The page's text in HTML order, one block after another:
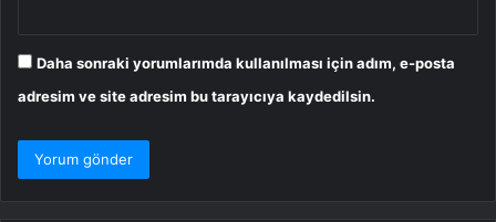
Daha sonraki yorumlarımda kullanılması için adım, e-posta
adresim ve site adresim bu tarayıcıya kaydedilsin.